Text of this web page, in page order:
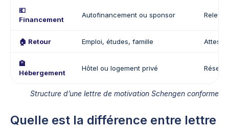
💶
Financement
Autofinancement ou sponsor
🏠 Retour Emploi, études, famille
🏨
Hébergement
Hôtel ou logement privé
Structure d’une lettre de motivation Schengen conforme
Quelle est la différence entre lettre